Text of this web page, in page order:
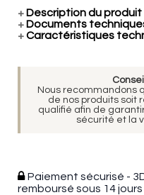
+ Description du produit
+ Documents
+Caractéristiques
Nous recommandons
de nos produits soit
qualifié afin de
sécurité et la
Paiement sécurisé -
remboursé sous 14 jours